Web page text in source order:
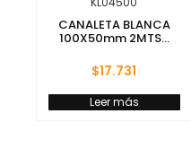
CANALETA BLANCA
100X50mm 2MTS...
$17.731
Leer más